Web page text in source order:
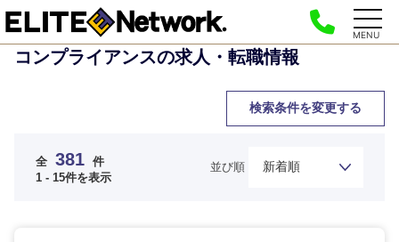
MENU
コンプライアンスの求人・転職情報
検索条件を変更する
全 381 件
1 - 15件を表示
並び順